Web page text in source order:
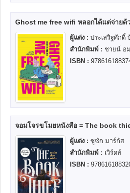
Ghost me free wifi หลอกได้แต่จ่ายด้
ผู้แต่ง :ประเสริฐศักดิ์
สำนักพิมพ์ : ชายน์ อ
ISBN :
จอมโจรขโมยหนังสือ = The book
ผู้แต่ง :ซูซัก มาร์กัส
สำนักพิมพ์ : เวิร์ดส์
ISBN :